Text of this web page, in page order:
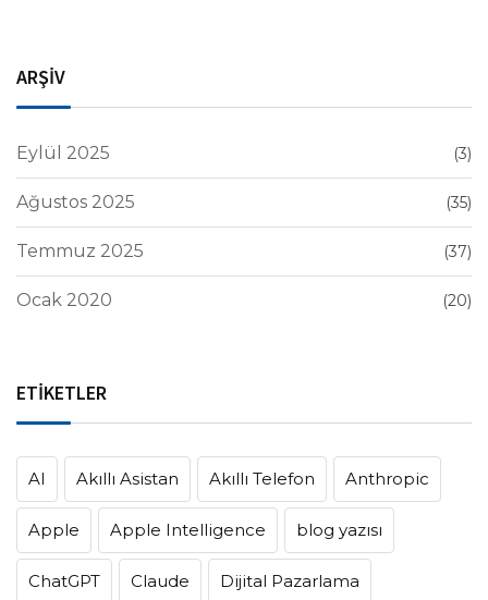
ARŞİV
Eylül 2025 (3)
Ağustos 2025 (35)
Temmuz 2025 (37)
Ocak 2020 (20)
ETİKETLER
AI Akıllı Asistan Akıllı Telefon Anthropic
Apple Apple Intelligence blog yazısı
ChatGPT Claude Dijital Pazarlama